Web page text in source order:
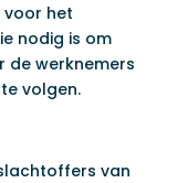
voor het
nodig is om
de werknemers
volgen.
van